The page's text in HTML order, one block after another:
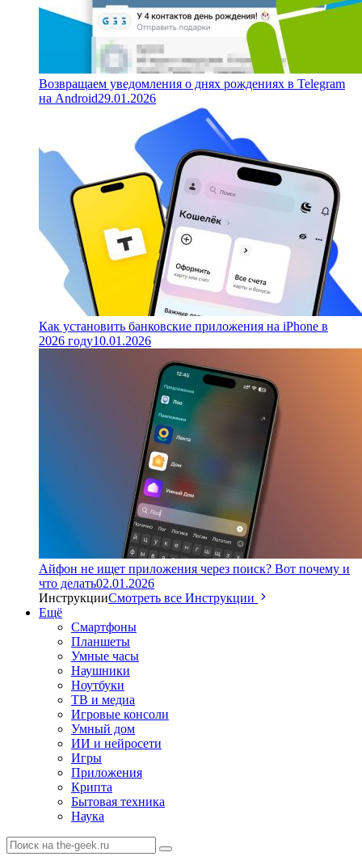
Возвращаем уведомления о днях рождениях в Telegram
на Android29.01.2026
Как установить банковские приложения на iPhone в
2026 году10.01.2026
Айфон не ищет приложения через поиск? Вот почему и
что делать02.01.2026
ИнструкцииСмотреть все Инструкции
Ещё
Смартфоны
Планшеты
Умные часы
Наушники
Ноутбуки
ТВ и медиа
Игровые консоли
Умный дом
ИИ и нейросети
Игры
Приложения
Крипта
Бытовая техника
Наука